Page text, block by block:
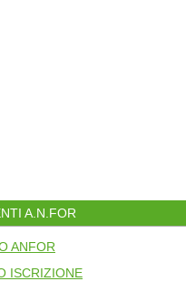
A.N.FOR
ANFOR
ISCRIZIONE